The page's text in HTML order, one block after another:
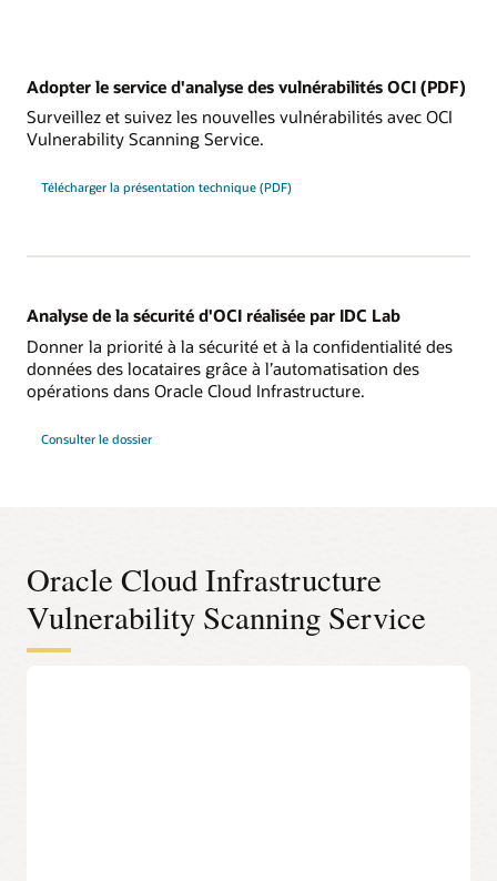
Adopter le service d'analyse des vulnérabilités OCI (PDF)
Surveillez et suivez les nouvelles vulnérabilités avec OCI
Vulnerability Scanning Service.
Télécharger la présentation technique (PDF)
Analyse de la sécurité d'OCI réalisée par IDC Lab
Donner la priorité à la sécurité et à la confidentialité des
données des locataires grâce à l’automatisation des
opérations dans Oracle Cloud Infrastructure.
Consulter le dossier
Oracle Cloud Infrastructure
Vulnerability Scanning Service